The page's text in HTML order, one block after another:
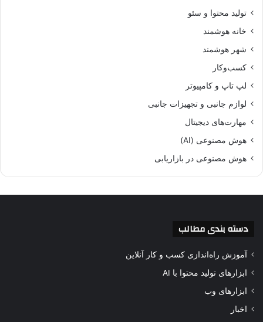
تولید محتوا و سئو
خانه هوشمند
شهر هوشمند
کسب‌وکار
لپ تاپ و کامپیوتر
لوازم جانبی و تجهیزات جانبی
مهارت‌های دیجیتال
هوش مصنوعی (AI)
هوش مصنوعی در بازاریابی
دسته بندی مطالب
آموزش راه‌اندازی کسب و کار آنلاین
ابزارهای تولید محتوا با AI
ابزارهای وب
اخبار